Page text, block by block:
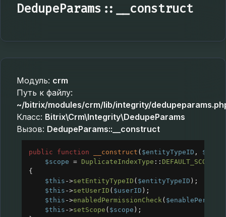
DedupeParams::__construct
Модуль: crm
Путь к файлу:
~/bitrix/modules/crm/lib/integrity/
Класс: Bitrix\Crm\Integrity\DedupeParams
Вызов: DedupeParams::__construct
public function __construct ( $entityTypeID ,
$scope = DuplicateIndexType :: DEFAULT_SCOPE
{
$this ->setEntityTypeID ( $entityTypeID );
$this ->setUserID ( $userID );
$this ->enabledPermissionCheck(
$this ->setScope ( $scope );